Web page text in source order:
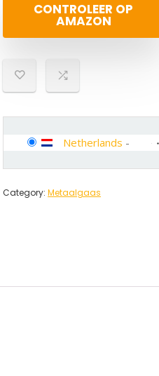
CONTROLEER OP
AMAZON
Netherlands -
Category: Metaalgaas